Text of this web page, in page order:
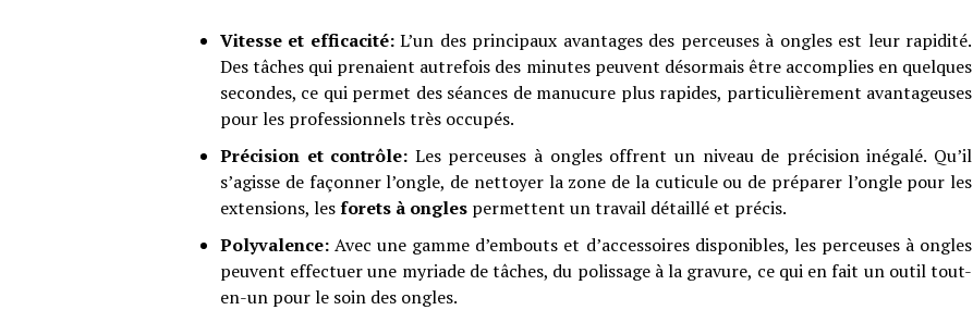
Vitesse et efficacité:L’un des principaux avantages des perceuses à ongles est leur rapidité.
Des tâches qui prenaient autrefois des minutes peuvent désormais être accomplies en quelques
secondes, ce qui permet des séances de manucure plus rapides, particulièrement avantageuses
pour les professionnels très occupés.
Précision et contrôle: Les perceuses à ongles offrent un niveau de précision inégalé. Qu’il
s’agisse de façonner l’ongle, de nettoyer la zone de la cuticule ou de préparer l’ongle pour les
extensions, lesforets à ongles permettent un travail détaillé et précis.
Polyvalence: Avec une gamme d’embouts et d’accessoires disponibles, les perceuses à ongles
peuvent effectuer une myriade de tâches, du polissage à la gravure, ce qui en fait un outil tout-
en-un pour le soin des ongles.